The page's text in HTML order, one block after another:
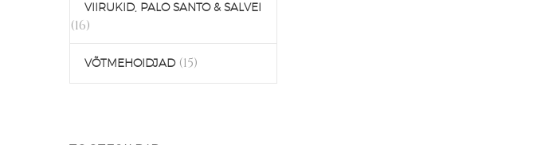
VIIRUKID, PALO SANTO & SALVEI
(16)
VÕTMEHOIDJAD (15)